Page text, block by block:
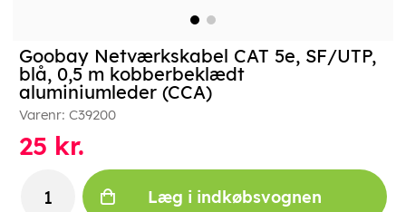
Goobay Netværkskabel CAT 5e, SF/UTP,
blå, 0,5 m kobberbeklædt
aluminiumleder (CCA)
Varenr: C39200
25 kr.
Læg i indkøbsvognen